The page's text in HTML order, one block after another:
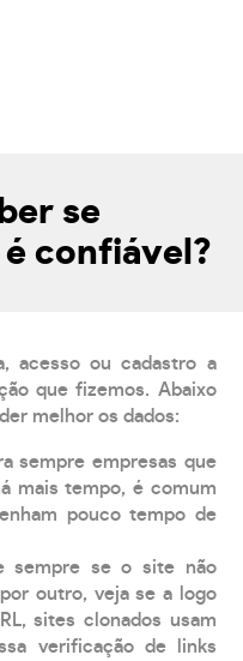
se
confiável?
acesso ou cadastro a
que fizemos. Abaixo
melhor os dados:
sempre empresas que
mais tempo, é comum
pouco tempo de
sempre se o site não
outro, veja se a logo
sites clonados usam
verificação de links